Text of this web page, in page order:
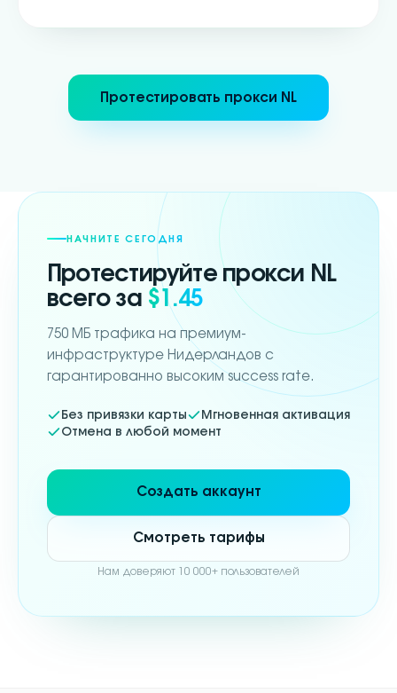
Протестировать прокси NL
НАЧНИТЕ СЕГОДНЯ
Протестируйте прокси NL
всего за $1.45
750 МБ трафика на премиум-
инфраструктуре Нидерландов с
гарантированно высоким success rate.
Без привязки карты
Мгновенная активация
Отмена в любой момент
Создать аккаунт
Смотреть тарифы
Нам доверяют 10 000+ пользователей